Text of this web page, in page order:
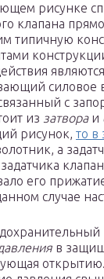
рисунке
клапана
типичную
силовое
с
из затвораи
рисунок, то в
а
его
случае
в